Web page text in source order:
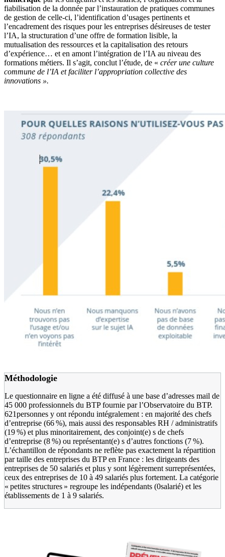
fiabilisation de la donnée par l’instauration de pratiques communes
de gestion de celle-ci, l’identification d’usages pertinents et
l’encadrement des risques pour les entreprises désireuses de tester
l’IA, la structuration d’une offre de formation lisible, la
mutualisation des ressources et la capitalisation des retours
d’expérience… et en amont l’intégration de l’IA au niveau des
formations métiers. Il s’agit, conclut l’étude, de « créer une culture
commune de l’IA et faciliter l’appropriation collective des
innovations ».
Méthodologie
Le questionnaire en ligne a été diffusé à une base d’adresses mail de
45 000 professionnels du BTP fournie par l’Observatoire du BTP.
621personnes y ont répondu intégralement : en majorité des chefs
d’entreprise (66 %), mais aussi des responsables RH / administratifs
(19 %) et plus minoritairement, des conjoint(e) s de chefs
d’entreprise (8 %) ou représentant(e) s d’autres fonctions (7 %).
L’échantillon de répondants ne reflète pas exactement la répartition
par taille des entreprises du BTP en France : les dirigeants des
entreprises de 50 salariés et plus y sont légèrement surreprésentées,
ceux des entreprises de 10 à 49 salariés plus fortement. La catégorie
« petites structures » regroupe les indépendants (0salarié) et les
établissements de 1 à 9 salariés.